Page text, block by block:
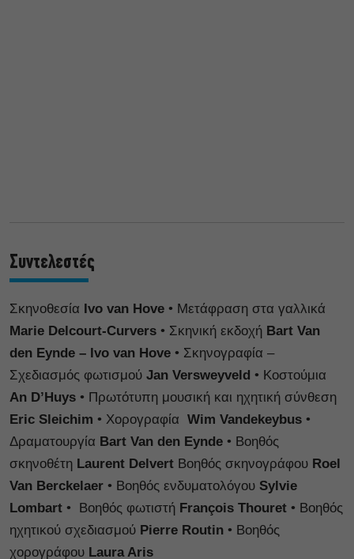
Συντελεστές
Σκηνοθεσία Ivo van Hove • Μετάφραση στα γαλλικά
Marie Delcourt-Curvers • Σκηνική εκδοχή Bart Van
den Eynde – Ivo van Hove • Σκηνογραφία –
Σχεδιασμός φωτισμού Jan Versweyveld • Κοστούμια
An D’Huys • Πρωτότυπη μουσική και ηχητική σύνθεση
Eric Sleichim • Χορογραφία Wim Vandekeybus •
Δραματουργία Bart Van den Eynde • Βοηθός
σκηνοθέτη Laurent Delvert Βοηθός σκηνογράφου Roel
Van Berckelaer • Βοηθός ενδυματολόγου Sylvie
Lombart • Βοηθός φωτιστή François Thouret • Βοηθός
ηχητικού σχεδιασμού Pierre Routin • Βοηθός
χορογράφου Laura Aris